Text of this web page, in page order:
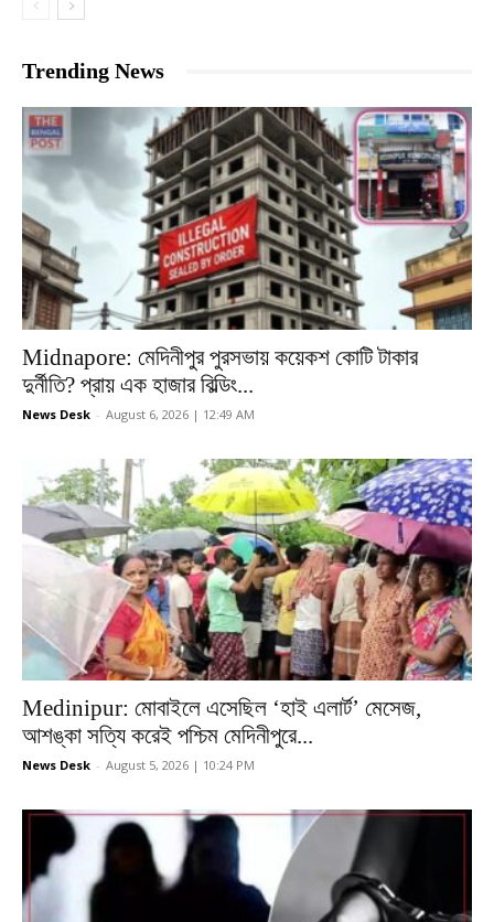
Trending News
Midnapore: মেদিনীপুর পুরসভায় কয়েকশ কোটি টাকার
দুর্নীতি? প্রায় এক হাজার বিল্ডিং...
News Desk - August 6, 2026 | 12:49 AM
Medinipur: মোবাইলে এসেছিল ‘হাই এলার্ট’ মেসেজ,
আশঙ্কা সত্যি করেই পশ্চিম মেদিনীপুরে...
News Desk - August 5, 2026 | 10:24 PM